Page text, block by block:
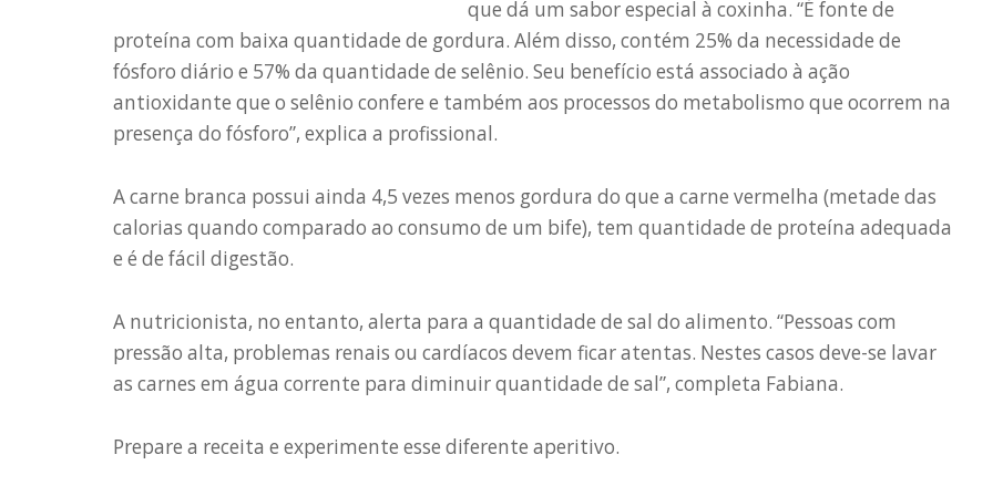
que dá um sabor especial à coxinha. “É fonte de
proteína com baixa quantidade de gordura. Além disso, contém 25% da necessidade de
fósforo diário e 57% da quantidade de selênio. Seu benefício está associado à ação
antioxidante que o selênio confere e também aos processos do metabolismo que ocorrem na
presença do fósforo”, explica a profissional.
A carne branca possui ainda 4,5 vezes menos gordura do que a carne vermelha (metade das
calorias quando comparado ao consumo de um bife), tem quantidade de proteína adequada
e é de fácil digestão.
A nutricionista, no entanto, alerta para a quantidade de sal do alimento. “Pessoas com
pressão alta, problemas renais ou cardíacos devem ficar atentas. Nestes casos deve-se lavar
as carnes em água corrente para diminuir quantidade de sal”, completa Fabiana.
Prepare a receita e experimente esse diferente aperitivo.